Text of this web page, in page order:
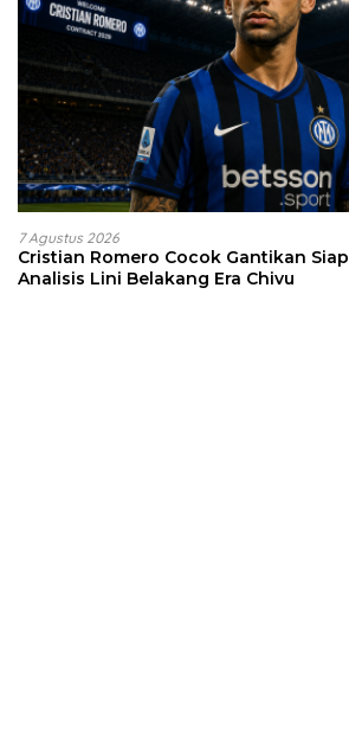
7 Agustus 2026
Cristian Romero Cocok Gantikan
Analisis Lini Belakang Era Chivu